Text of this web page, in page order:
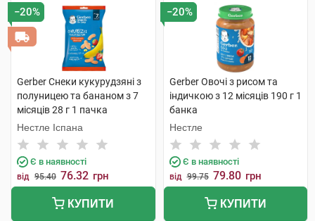
−20%
Gerber Снеки кукурудзяні з
полуницею та бананом з 7
місяців 28 г 1 пачка
Нестле Іспана
Є в наявності
від 95.40 76.32 грн
КУПИТИ
−20%
Gerber Овочі з рисом та
індичкою з 12 місяців 190 г 1
банка
Нестле
Є в наявності
від 99.75 79.80 грн
КУПИТИ